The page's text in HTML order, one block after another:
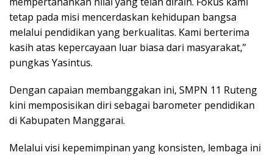
tetap pada misi mencerdaskan kehidupan bangsa
melalui pendidikan yang berkualitas. Kami berterima
kasih atas kepercayaan luar biasa dari masyarakat,”
pungkas Yasintus.
Dengan capaian membanggakan ini, SMPN 11 Ruteng
kini memposisikan diri sebagai barometer pendidikan
di Kabupaten Manggarai.
Melalui visi kepemimpinan yang konsisten, lembaga ini